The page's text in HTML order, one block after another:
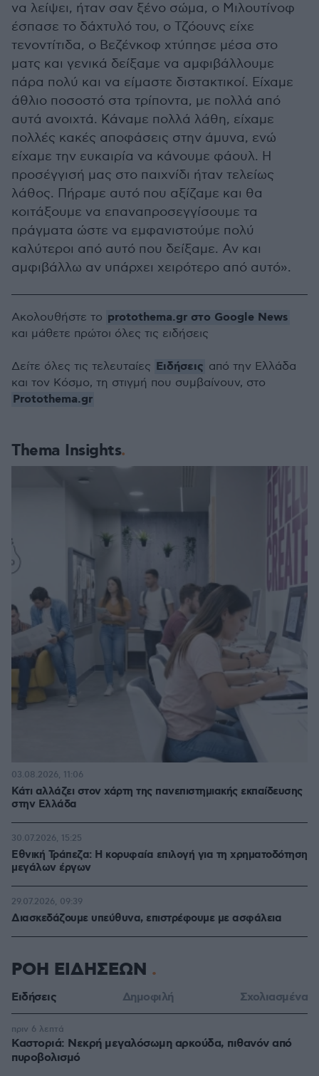
να λείψει, ήταν σαν ξένο σώμα, ο Μιλουτίνοφ
έσπασε το δάχτυλό του, ο Τζόουνς είχε
τενοντίτιδα, ο Βεζένκοφ χτύπησε μέσα στο
ματς και γενικά δείξαμε να αμφιβάλλουμε
πάρα πολύ και να είμαστε διστακτικοί. Είχαμε
άθλιο ποσοστό στα τρίποντα, με πολλά από
αυτά ανοιχτά. Κάναμε πολλά λάθη, είχαμε
πολλές κακές αποφάσεις στην άμυνα, ενώ
είχαμε την ευκαιρία να κάνουμε φάουλ. Η
προσέγγισή μας στο παιχνίδι ήταν τελείως
λάθος. Πήραμε αυτό που αξίζαμε και θα
κοιτάξουμε να επαναπροσεγγίσουμε τα
πράγματα ώστε να εμφανιστούμε πολύ
καλύτεροι από αυτό που δείξαμε. Αν και
αμφιβάλλω αν υπάρχει χειρότερο από αυτό».
Thema Insights
Κάτι αλλάζει στον χάρτη της πανεπιστημιακής εκπαίδευσης
στην Ελλάδα
03.08.2026, 11:06
Εθνική Τράπεζα: Η κορυφαία επιλογή για τη χρηματοδότηση
μεγάλων έργων
30.07.2026, 15:25
Διασκεδάζουμε υπεύθυνα, επιστρέφουμε με ασφάλεια
29.07.2026, 09:39
Ακολουθήστε το protothema.gr στο Google News
και μάθετε πρώτοι όλες τις ειδήσεις
Δείτε όλες τις τελευταίες Ειδήσεις από την Ελλάδα
και τον Κόσμο, τη στιγμή που συμβαίνουν, στο
Protothema.gr
ΡΟΗ ΕΙΔΗΣΕΩΝ
Ειδήσεις Δημοφιλή Σχολιασμένα
Καστοριά: Νεκρή μεγαλόσωμη αρκούδα, πιθανόν από
πυροβολισμό
πριν 6 λεπτά